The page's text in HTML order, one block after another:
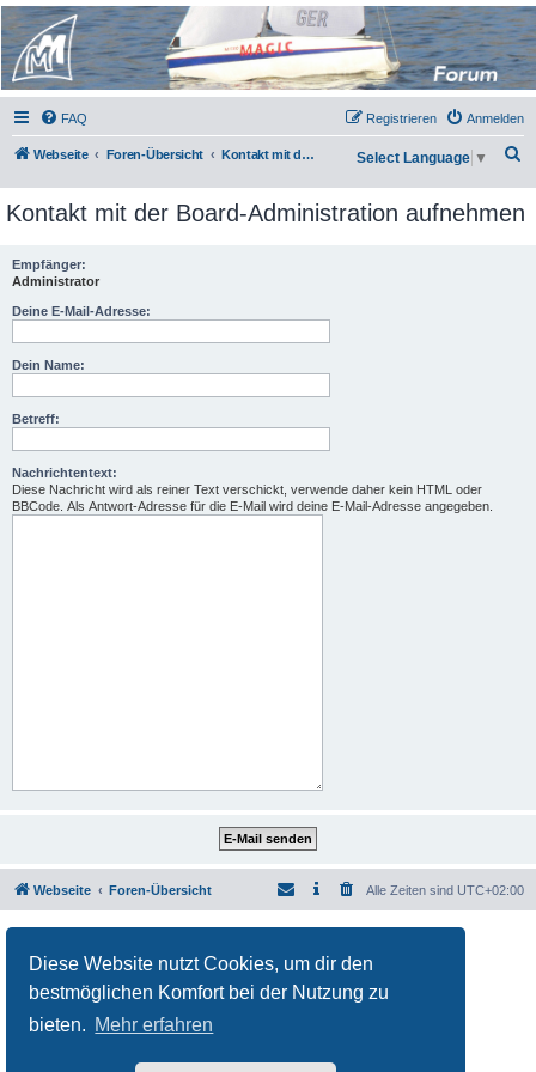
Diese Website nutzt Cookies, um dir den
bestmöglichen Komfort bei der Nutzung zu
bieten. Mehr erfahren
Micro Magic Forum
Deutschland
FAQ Anmelden
Registrieren
Webseite Foren-Übersicht Kontakt mit der Board-Administration aufnehmen
c
Select Language ▼
Kontakt mit der Board-Administration aufnehmen
Empfänger:
Administrator
Deine E-Mail-Adresse:
Dein Name:
Betreff:
Nachrichtentext:
Diese Nachricht wird als reiner Text verschickt, verwende daher kein HTML oder
BBCode. Als Antwort-Adresse für die E-Mail wird deine E-Mail-Adresse angegeben.
Webseite Foren-Übersicht Alle Zeiten sind UTC+02:00
Deutsche Übersetzung durchphpBB.de
Nutzungsbedingungen